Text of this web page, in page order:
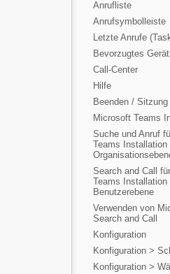
Anrufliste
Anrufsymbolleiste
Letzte Anrufe
Bevorzugtes Gerät
Call-Center
Hilfe
Beenden / Sitzung
Microsoft Teams
Suche und Anruf
Teams Installation
Search and Call
Teams Installation
Benutzerebene
Verwenden von
Search and Call
Konfiguration
Konfiguration >
Konfiguration >